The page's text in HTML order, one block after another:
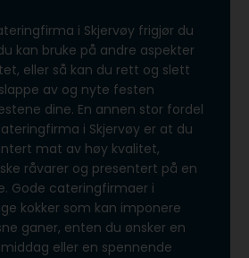
i Skjervøy frigjør du
kan bruke på andre aspekter
eller så kan du rett og slett
av og nyte festen
dine. En annen stor fordel
i Skjervøy er at du
mat av høy kvalitet,
råvarer og presentert på en
Gode cateringfirmaer i
kokker som kan imponere
ganer, enten du ønsker en
eller en spennende